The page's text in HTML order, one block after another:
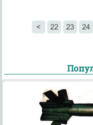
< 22 23 24